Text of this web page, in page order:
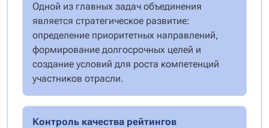
Одной из главных задач объединения
является стратегическое развитие:
определение приоритетных направлений,
формирование долгосрочных целей и
создание условий для роста компетенций
участников отрасли.
Контроль качества рейтингов